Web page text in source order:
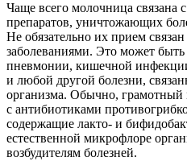
Чаще всего молочница
препаратов, уничтожающих
Не обязательно их прием
заболеваниями. Это может быть
пневмонии, кишечной
и любой другой болезни,
организма. Обычно, грамотный
с антибиотиками
содержащие лакто- и
естественной микрофлоре
возбудителям болезней.